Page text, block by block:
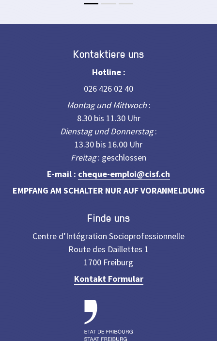
Kontaktiere uns
Hotline :
026 426 02 40
Montag und Mittwoch:
8.30 bis 11.30 Uhr
Dienstag und Donnerstag:
13.30 bis 16.00 Uhr
Freitag: geschlossen
E-mail : cheque-emploi@cisf.ch
EMPFANG AM SCHALTER NUR AUF VORANMELDUNG
Finde uns
Centre d’Intégration Socioprofessionnelle
Route des Daillettes 1
1700 Freiburg
Kontakt Formular